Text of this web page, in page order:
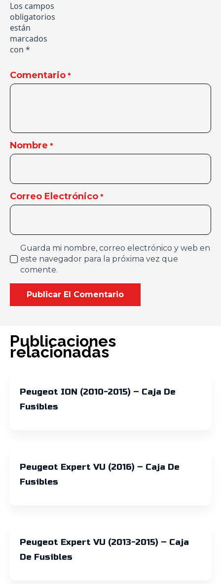
Los campos
obligatorios
están
marcados
con *
Comentario *
Nombre *
Correo Electrónico *
Guarda mi nombre, correo electrónico y web en
este navegador para la próxima vez que
comente.
Publicaciones
relacionadas
Peugeot ION (2010-2015) – Caja De
Fusibles
Peugeot Expert VU (2016) – Caja De
Fusibles
Peugeot Expert VU (2013-2015) – Caja
De Fusibles